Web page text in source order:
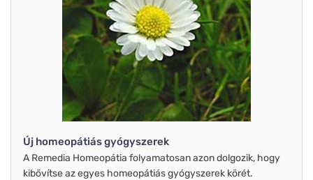
Új homeopátiás gyógyszerek
A Remedia Homeopátia folyamatosan azon dolgozik, hogy
kibővítse az egyes homeopátiás gyógyszerek körét.